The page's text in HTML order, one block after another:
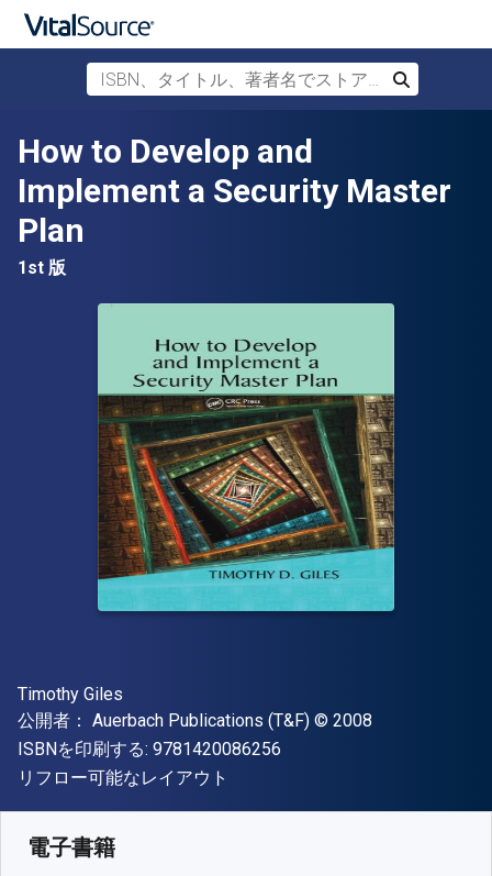
メインコンテンツへスキップ
ISBN、タイトル、著者名でストアを検索
検索
How to Develop and
Implement a Security Master
Plan
1st 版
著者
Timothy Giles
出版社
公開者： Auerbach Publications (T&F) 著作権
© 2008
ISBNを印刷する: 9781420086256
形式
リフロー可能なレイアウト
電子書籍